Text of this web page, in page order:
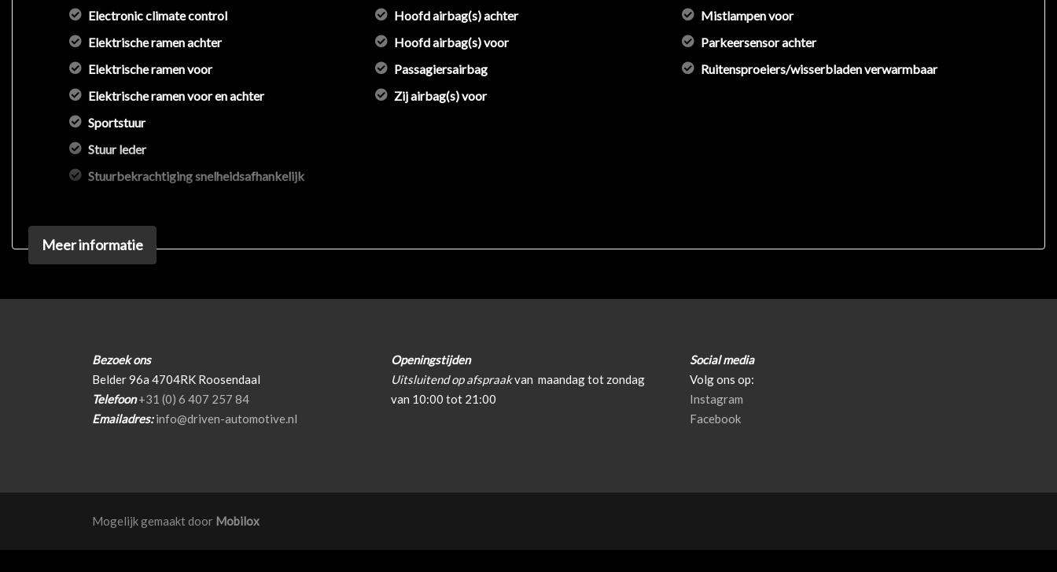
Electronic climate control
Elektrische ramen achter
Elektrische ramen voor
Elektrische ramen voor en achter
Sportstuur
Stuur leder
Stuurbekrachtiging snelheidsafhankelijk
Hoofd airbag(s) achter
Hoofd airbag(s) voor
Passagiersairbag
Zij airbag(s) voor
Mistlampen voor
Parkeersensor achter
Ruitensproeiers/wisserbladen verwarmbaar
Meer informatie
Bezoek ons
Belder 96a 4704RK Roosendaal
Telefoon+31 (0) 6 407 257 84
Emailadres:info@driven-automotive.nl
Openingstijden
Uitsluitend op afspraakvan maandag tot zondag
van 10:00 tot 21:00
Social media
Volg ons op:
Instagram
Facebook
Mogelijk gemaakt door Mobilox